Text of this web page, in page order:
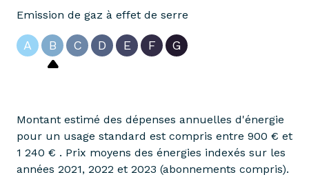
Emission de gaz à effet de serre
A B C D E F G
Montant estimé des dépenses annuelles d'énergie
pour un usage standard est compris entre 900 € et
1 240 € . Prix moyens des énergies indexés sur les
années 2021, 2022 et 2023 (abonnements compris).